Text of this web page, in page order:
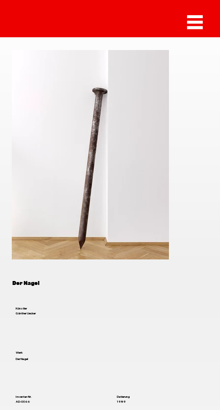
Der Nagel
Künstler
Günther Uecker
Werk
Der Nagel
Inventar-Nr.
AD-0066
Datierung
1989